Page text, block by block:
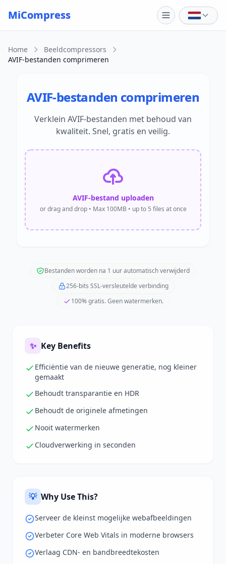
Skip to main content
MiCompress
Home
Beeldcompressors
AVIF-bestanden comprimeren
AVIF-bestanden comprimeren
Verklein AVIF-bestanden met behoud van
kwaliteit. Snel, gratis en veilig.
AVIF-bestand uploaden
or drag and drop • Max 100MB • up to 5 files at once
Bestanden worden na 1 uur automatisch verwijderd
256-bits SSL-versleutelde verbinding
100% gratis. Geen watermerken.
✨ Key Benefits
Efficiëntie van de nieuwe generatie, nog kleiner
gemaakt
Behoudt transparantie en HDR
Behoudt de originele afmetingen
Nooit watermerken
Cloudverwerking in seconden
💡 Why Use This?
Serveer de kleinst mogelijke webafbeeldingen
Verbeter Core Web Vitals in moderne browsers
Verlaag CDN- en bandbreedtekosten